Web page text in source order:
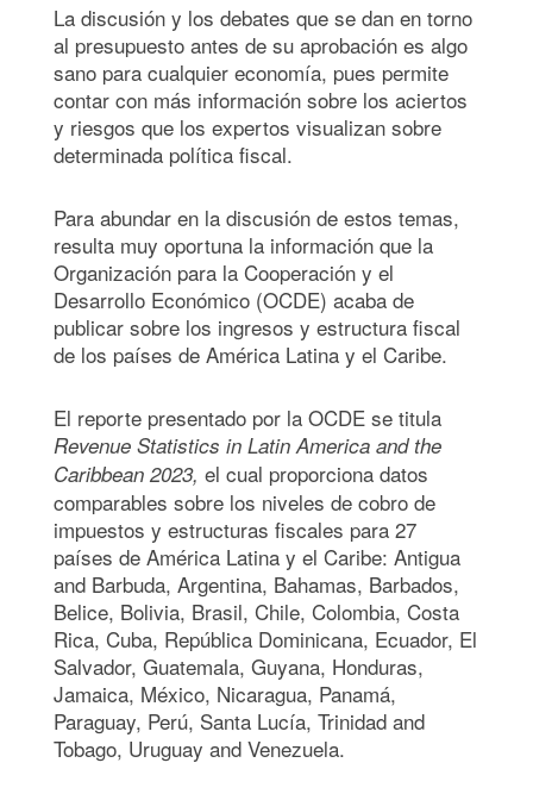
La discusión y los debates que se dan en torno
al presupuesto antes de su aprobación es algo
sano para cualquier economía, pues permite
contar con más información sobre los aciertos
y riesgos que los expertos visualizan sobre
determinada política fiscal.
Para abundar en la discusión de estos temas,
resulta muy oportuna la información que la
Organización para la Cooperación y el
Desarrollo Económico (OCDE) acaba de
publicar sobre los ingresos y estructura fiscal
de los países de América Latina y el Caribe.
El reporte presentado por la OCDE se titula
Revenue Statistics in Latin America and the
Caribbean 2023, el cual proporciona datos
comparables sobre los niveles de cobro de
impuestos y estructuras fiscales para 27
países de América Latina y el Caribe: Antigua
and Barbuda, Argentina, Bahamas, Barbados,
Belice, Bolivia, Brasil, Chile, Colombia, Costa
Rica, Cuba, República Dominicana, Ecuador, El
Salvador, Guatemala, Guyana, Honduras,
Jamaica, México, Nicaragua, Panamá,
Paraguay, Perú, Santa Lucía, Trinidad and
Tobago, Uruguay and Venezuela.